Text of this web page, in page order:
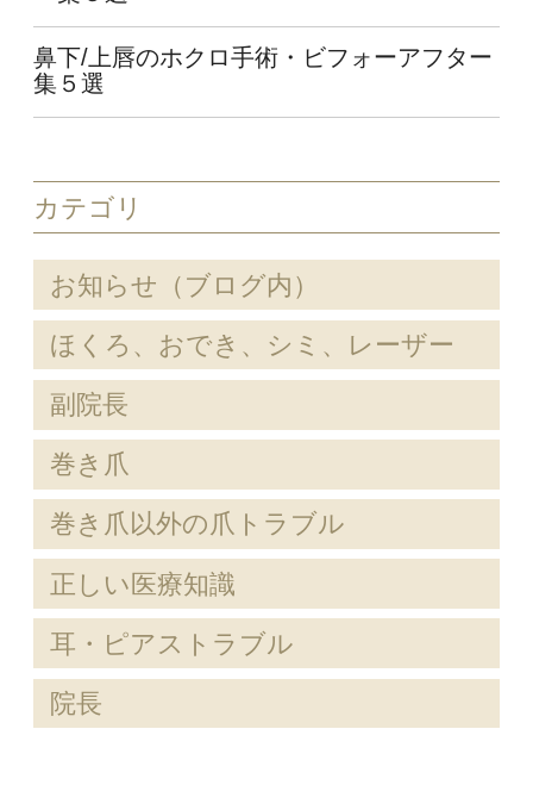
鼻下/上唇のホクロ手術・ビフォーアフター
集５選
カテゴリ
お知らせ（ブログ内）
ほくろ、おでき、シミ、レーザー
副院長
巻き爪
巻き爪以外の爪トラブル
正しい医療知識
耳・ピアストラブル
院長